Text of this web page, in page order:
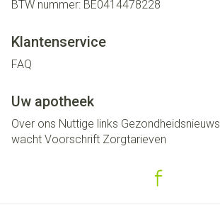
BTW nummer: BE0414478228
Klantenservice
FAQ
Uw apotheek
Over ons Nuttige links Gezondheidsnieuws
wacht Voorschrift Zorgtarieven